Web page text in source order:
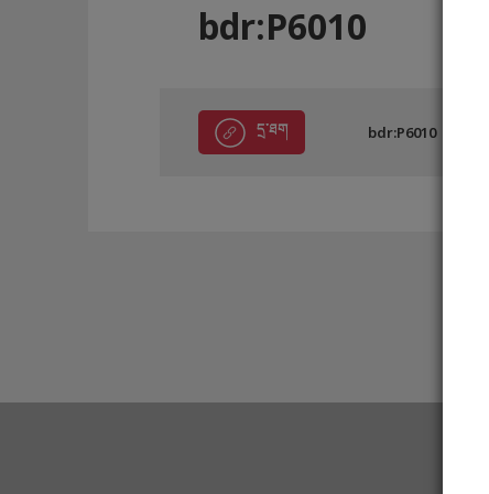
bdr:P6010
དྲ་ཐག bdr:P6010